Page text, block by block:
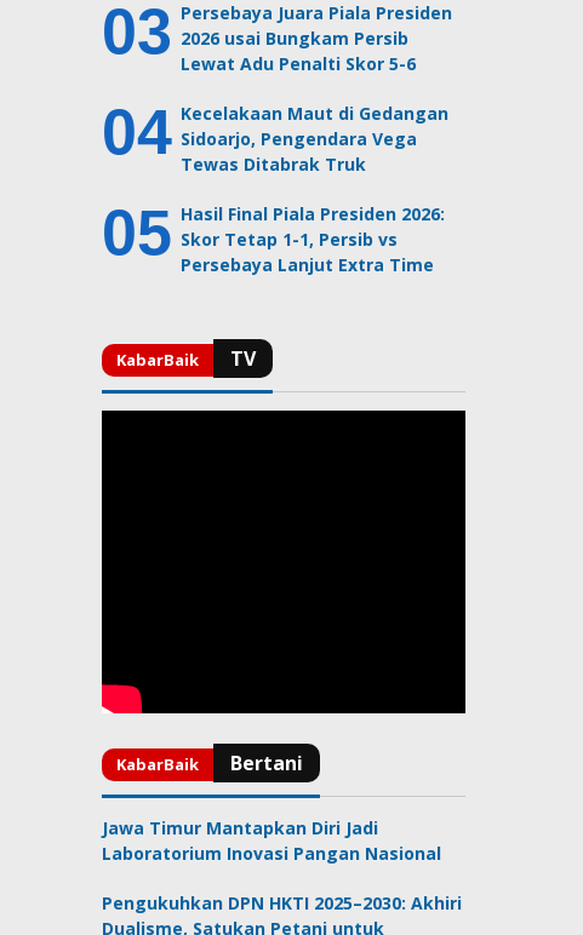
Persebaya Juara Piala Presiden
2026 usai Bungkam Persib
Lewat Adu Penalti Skor 5-6
Kecelakaan Maut di Gedangan
Sidoarjo, Pengendara Vega
Tewas Ditabrak Truk
Hasil Final Piala Presiden 2026:
Skor Tetap 1-1, Persib vs
Persebaya Lanjut Extra Time
Jawa Timur Mantapkan Diri Jadi
Laboratorium Inovasi Pangan Nasional
Pengukuhkan DPN HKTI 2025–2030: Akhiri
Dualisme, Satukan Petani untuk